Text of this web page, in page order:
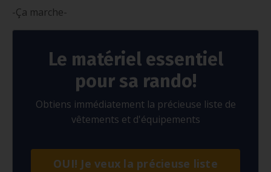
-Ça marche-
Le matériel essentiel
pour sa rando!
Obtiens immédiatement la précieuse liste de
vêtements et d'équipements
OUI! Je veux la précieuse liste